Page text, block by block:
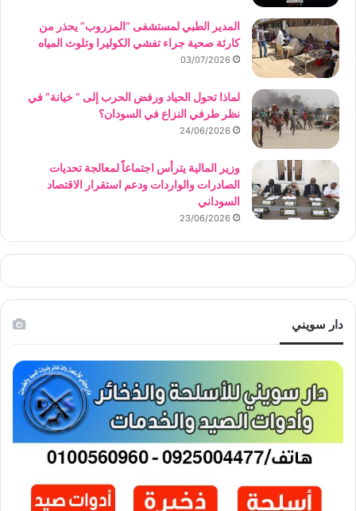
المدير الطبي لمستشفى “المزروب” يحذر من
كارثة صحية جراء تفشي الكوليرا وتلوث المياه
03/07/2026
لماذا تحول الحياد ورفض الحرب إلى ” خيانة” في
نظر طرفي النزاع في السودان؟
24/06/2026
وزير المالية يترأس اجتماعاً لمعالجة تحديات
الصادرات والواردات ودعم استقرار الاقتصاد
السوداني
23/06/2026
دار سويني